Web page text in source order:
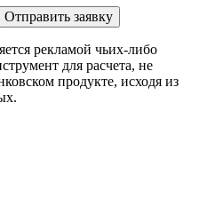
Отправить заявку
рекламой чьих-либо
для расчета, не
продукте, исходя из